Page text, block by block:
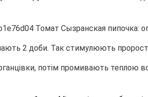
2 доби. Так стимулюють
потім промивають теплою